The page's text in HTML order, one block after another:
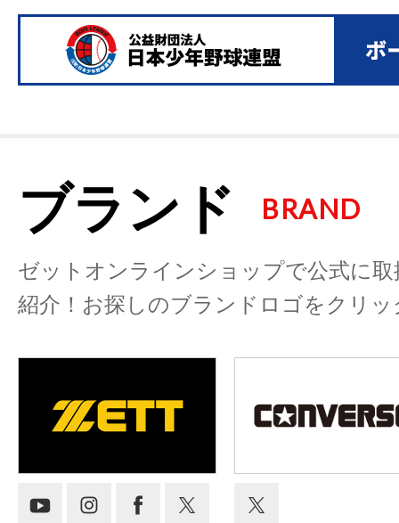
ブランド BRAND
ゼットオンラインショップで公式に
紹介！ お探しのブランドロゴをクリッ